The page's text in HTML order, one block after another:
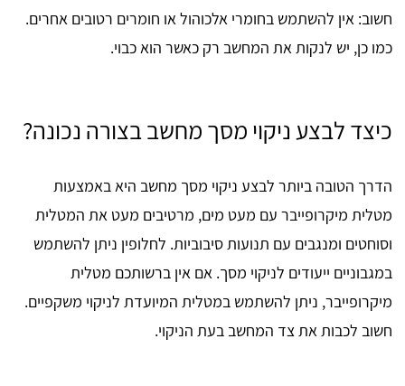
חשוב: אין להשתמש בחומרי אלכוהול או חומרים רטובים אחרים.
כמו כן, יש לנקות את המחשב רק כאשר הוא כבוי.
כיצד לבצע ניקוי מסך מחשב בצורה נכונה?
הדרך הטובה ביותר לבצע ניקוי מסך מחשב היא באמצעות
מטלית מיקרופייבר עם מעט מים, מרטיבים מעט את המטלית
וסוחטים ומנגבים עם תנועות סיבוביות. לחלופין ניתן להשתמש
במגבוניים ייעודים לניקוי מסך. אם אין ברשותכם מטלית
מיקרופייבר, ניתן להשתמש במטלית המיועדת לניקוי משקפיים.
חשוב לכבות את צד המחשב בעת הניקוי.